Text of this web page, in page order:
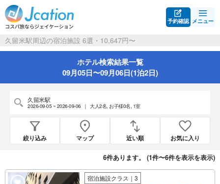
予約確認 メニュー
久留米駅周辺の宿泊施設 6選・10,647円〜
ホテル検索結果一覧
09月05日〜09月06日(1泊2日)
久留米駅
2026-09-05 ~ 2026-09-06 ｜ 大人2名, お子様0名, 1室
絞り込み マップ 近い順 お気に入り
6件あります。 (1件〜6件を表示を表示)
宿泊施設クラス｜3